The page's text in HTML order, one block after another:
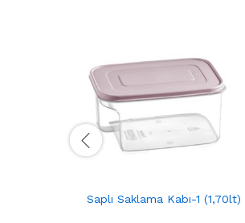
Saplı Saklama Kabı-1 (1,70lt)